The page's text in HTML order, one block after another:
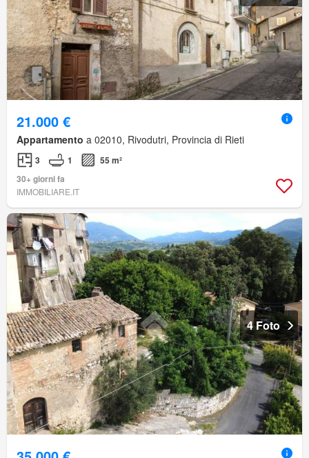
21.000 €
Appartamento a 02010, Rivodutri, Provincia di Rieti
3 1
55 m²
30+ giorni fa
IMMOBILIARE.IT
4 Foto